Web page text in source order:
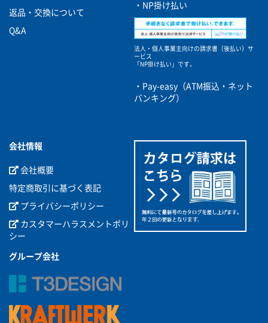
返品・交換について
Q&A
・NP掛け払い
法人・個人事業主向けの請求書（後払い）サ
ービス
「NP掛け払い」です。
・Pay-easy（ATM振込・ネット
バンキング）
会社情報
会社概要
特定商取引に基づく表記
プライバシーポリシー
カスタマーハラスメントポリ
シー
グループ会社